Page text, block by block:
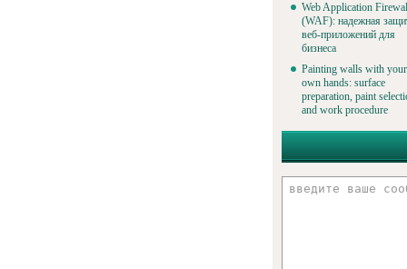
Web Application
(WAF): надежная
веб-приложений для
бизнеса
Painting walls with your
own hands: surface
preparation, paint
and work procedure